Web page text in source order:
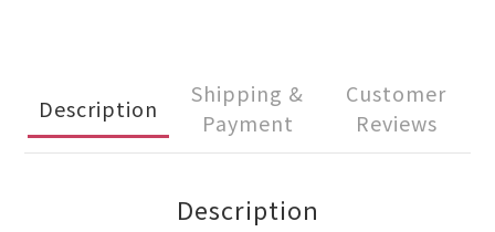
Description
Shipping &
Payment
Customer
Reviews
Description